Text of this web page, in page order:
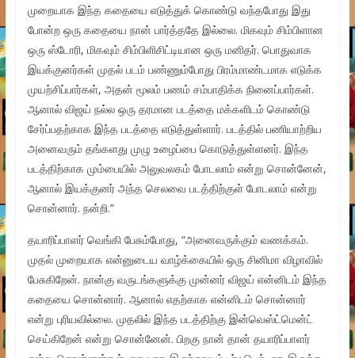
முறையாக இந்த கதையை எடுத்துக் கொண்டு வந்தபோது இது
போன்ற ஒரு கதையை நான் பார்த்ததே இல்லை. மிகவும் சிம்பிளான
ஒரு ஸ்டோரி, மிகவும் சிம்பிளிசிட்டியான ஒரு மனிதர். பொதுவாக
இயக்குனர்கள் முதல் படம் பண்ணும்போது பிரம்மாண்டமாக எடுக்க
முயற்சிப்பார்கள், அதன் மூலம் பணம் சம்பாதிக்க நினைப்பார்கள்.
ஆனால் விஜய் நல்ல ஒரு தரமான படத்தை மக்களிடம் கொண்டு
சேர்ப்பதற்காக இந்த படத்தை எடுத்துள்ளார். படத்தில் பணியாற்றிய
அனைவரும் தங்களது முழு உழைப்பை கொடுத்துள்ளனர். இந்த
படத்திற்காக மும்பையில் அலுவலகம் போடலாம் என்று சொன்னேன்,
ஆனால் இயக்குனர் அந்த செலவை படத்திற்குள் போடலாம் என்று
சொன்னார். நன்றி.”
தயாரிப்பாளர் வெங்கி பேசும்போது, “அனைவருக்கும் வணக்கம்.
முதல் முறையாக என்னுடைய வாழ்க்கையில் ஒரு சினிமா விழாவில்
பேசுகிறேன். நான்கு வருடங்களுக்கு முன்னர் விஜய் என்னிடம் இந்த
கதையை சொன்னார். ஆனால் எதற்காக என்னிடம் சொன்னார்
என்று புரியவில்லை. முதலில் இந்த படத்திற்கு இன்வெஸ்ட்மென்ட்
செய்கிறேன் என்று சொன்னேன். பிறகு நான் தான் தயாரிப்பாளர்